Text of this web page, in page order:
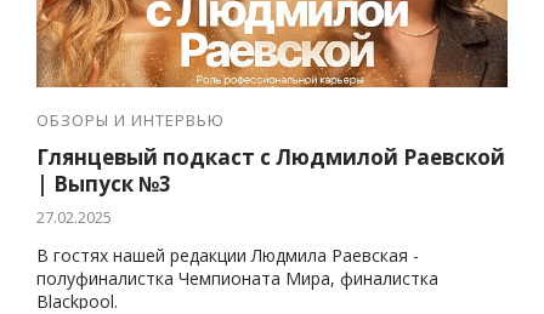
ОБЗОРЫ И ИНТЕРВЬЮ
Глянцевый подкаст с Людмилой Раевской
| Выпуск №3
27.02.2025
В гостях нашей редакции Людмила Раевская -
полуфиналистка Чемпионата Мира, финалистка
Blackpool.